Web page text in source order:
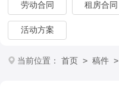
劳动合同 租房合同
活动方案
当前位置： 首页 > 稿件 >